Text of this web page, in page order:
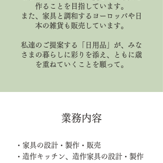
作ることを目指しています。
また、家具と調和するヨーロッパや日
本の雑貨も販売しています。
私達のご提案する「日用品」が、みな
さまの暮らしに彩りを添え、ともに歳
を重ねていくことを願って。
業務内容
・家具の設計・製作・販売
・造作キッチン、造作家具の設計・製作